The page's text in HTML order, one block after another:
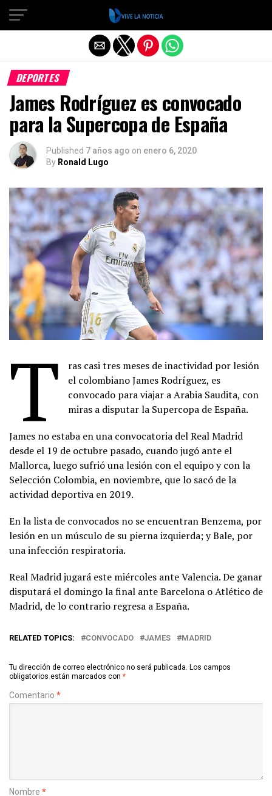
DEPORTES
James Rodríguez es convocado
para la Supercopa de España
Published 7 años ago on enero 6, 2020
By Ronald Lugo
T
ras casi tres meses de inactividad por lesión
el colombiano James Rodríguez, es
convocado para viajar a Arabia Saudita, con
miras a disputar la Supercopa de España.
James no estaba en una convocatoria del Real Madrid
desde el 19 de octubre pasado, cuando jugó ante el
Mallorca, luego sufrió una lesión con el equipo y con la
Selección Colombia, en noviembre, que lo sacó de la
actividad deportiva en 2019.
En la lista de convocados no se encuentran Benzema, por
lesión en un músculo de su pierna izquierda; y Bale, por
una infección respiratoria.
Real Madrid jugará este miércoles ante Valencia. De ganar
disputará el domingo la final ante Barcelona o Atlético de
Madrid, de lo contrario regresa a España.
RELATED TOPICS: CONVOCADO JAMES MADRID
Tu dirección de correo electrónico no será publicada. Los campos
obligatorios están marcados con *
Comentario *
Nombre *
Salir de la versión móvil